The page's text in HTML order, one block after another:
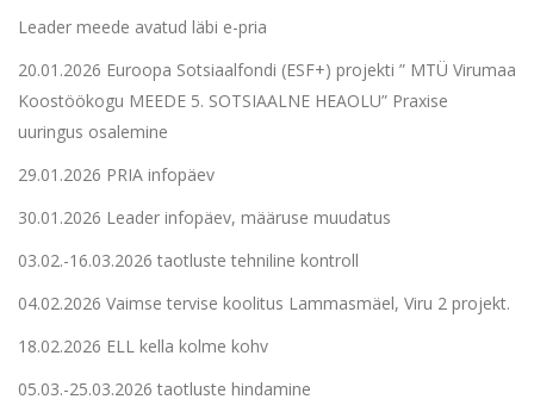
Leader meede avatud läbi e-pria
20.01.2026 Euroopa Sotsiaalfondi (ESF+) projekti ” MTÜ Virumaa
Koostöökogu MEEDE 5. SOTSIAALNE HEAOLU” Praxise
uuringus osalemine
29.01.2026 PRIA infopäev
30.01.2026 Leader infopäev, määruse muudatus
03.02.-16.03.2026 taotluste tehniline kontroll
04.02.2026 Vaimse tervise koolitus Lammasmäel, Viru 2 projekt.
18.02.2026 ELL kella kolme kohv
05.03.-25.03.2026 taotluste hindamine